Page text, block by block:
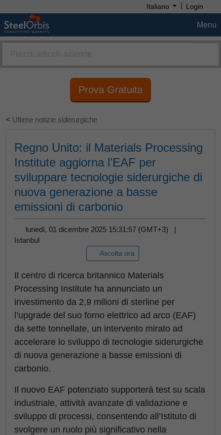
Italiano | Login
Menu
Prova Gratuita
< Ultime notizie siderurgiche
Regno Unito: il Materials Processing
Institute aggiorna l’EAF per
sviluppare tecnologie siderurgiche di
nuova generazione a basse
emissioni di carbonio
lunedì, 01 dicembre 2025 15:31:57 (GMT+3) |
Istanbul
Ascolta ora
Il centro di ricerca britannico Materials
Processing Institute ha annunciato un
investimento da 2,9 milioni di sterline per
l’upgrade del suo forno elettrico ad arco (EAF)
da sette tonnellate, un intervento mirato ad
accelerare lo sviluppo di tecnologie siderurgiche
di nuova generazione a basse emissioni di
carbonio.
Il nuovo EAF potenziato supporterà test su scala
industriale, attività avanzate di validazione e
sviluppo di processi, consentendo all’Istituto di
svolgere un ruolo più significativo nella